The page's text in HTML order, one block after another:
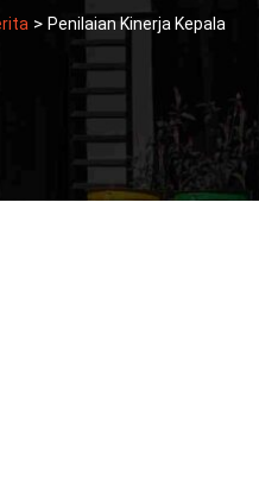
> Penilaian Kinerja Kepala